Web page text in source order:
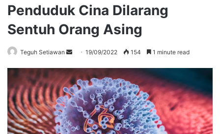
Penduduk Cina Dilarang
Sentuh Orang Asing
Teguh Setiawan
Send
email
19/09/2022 154 1 minute read